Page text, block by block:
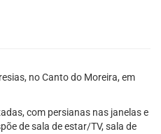
no Canto do Moreira, em
com persianas nas janelas e
de sala de estar/TV, sala de